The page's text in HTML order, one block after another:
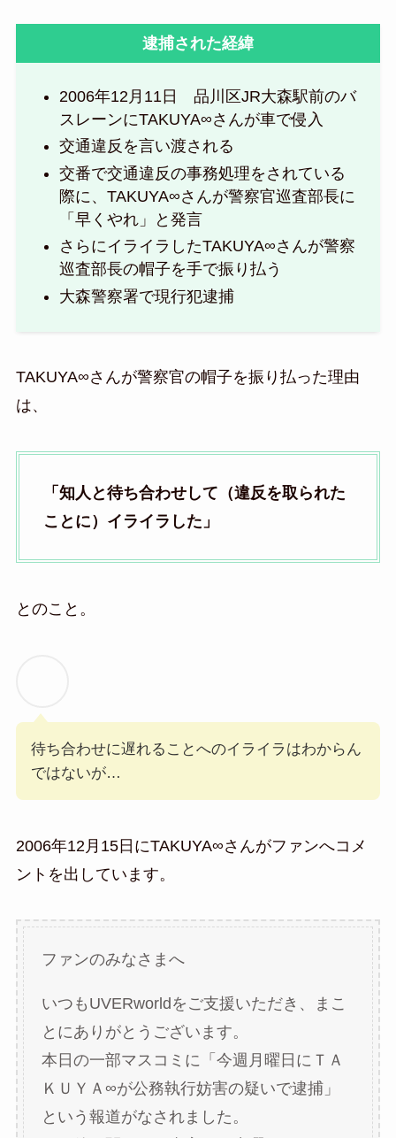
逮捕された経緯
2006年12月11日 品川区JR大森駅前のバ
スレーンにTAKUYA∞さんが車で侵入
交通違反を言い渡される
交番で交通違反の事務処理をされている
際に、TAKUYA∞さんが警察官巡査部長に
「早くやれ」と発言
さらにイライラしたTAKUYA∞さんが警察
巡査部長の帽子を手で振り払う
大森警察署で現行犯逮捕
TAKUYA∞さんが警察官の帽子を振り払った理由
は、
「知人と待ち合わせして（違反を取られた
ことに）イライラした」
とのこと。
待ち合わせに遅れることへのイライラはわからん
ではないが…
2006年12月15日にTAKUYA∞さんがファンへコメ
ントを出しています。
ファンのみなさまへ
いつもUVERworldをご支援いただき、まこ
とにありがとうございます。
本日の一部マスコミに「今週月曜日にＴＡ
ＫＵＹＡ∞が公務執行妨害の疑いで逮捕」
という報道がなされました。